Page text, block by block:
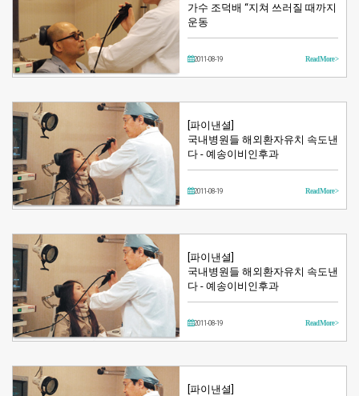
가수 조덕배 “지쳐 쓰러질 때까지
운동
2011-08-19 Read More >
[파이낸셜]
국내병원들 해외환자유치 속도낸
다 - 예송이비인후과
2011-08-19 Read More >
[파이낸셜]
국내병원들 해외환자유치 속도낸
다 - 예송이비인후과
2011-08-19 Read More >
[파이낸셜]